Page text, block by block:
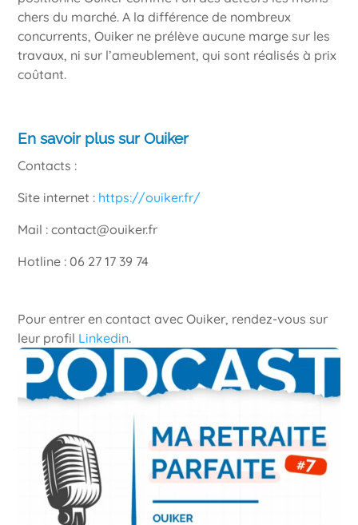
chers du marché. A la différence de nombreux
concurrents, Ouiker ne prélève aucune marge sur les
travaux, ni sur l’ameublement, qui sont réalisés à prix
coûtant.
En savoir plus sur Ouiker
Contacts :
Site internet : https://ouiker.fr/
Mail : contact@ouiker.fr
Hotline : 06 27 17 39 74
Pour entrer en contact avec Ouiker, rendez-vous sur
leur profil Linkedin.